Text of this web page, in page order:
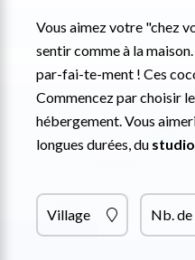
Vous aimez votre "chez
sentir comme à la
par-fai-te-ment ! Ces
Commencez par choisir
hébergement. Vous
longues durées, du studio
Village Nb. de